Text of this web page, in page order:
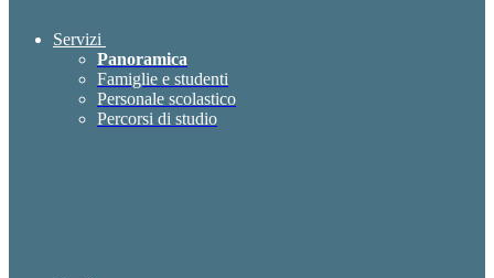
Servizi
Panoramica
Famiglie e studenti
Personale scolastico
Percorsi di studio